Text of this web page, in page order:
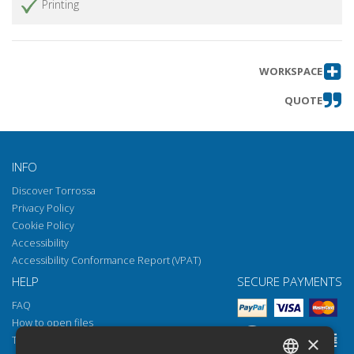
Printing
WORKSPACE
QUOTE
INFO
Discover Torrossa
Privacy Policy
Cookie Policy
Accessibility
Accessibility Conformance Report (VPAT)
HELP
FAQ
How to open files
Torrossa Reader
SECURE PAYMENTS
×